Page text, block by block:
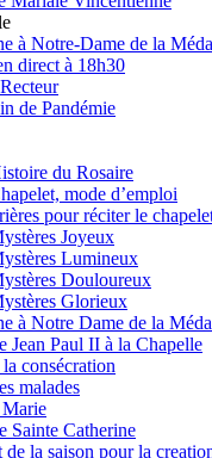
à Notre-Dame de la
direct à 18h30
de Pandémie
du Rosaire
mode d’emploi
pour réciter le
Joyeux
Lumineux
Douloureux
Glorieux
à Notre Dame de la
Jean Paul II à la Chapelle
consécration
malades
Marie
Sainte Catherine
de la saison pour la